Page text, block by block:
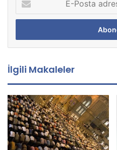
P
s
a
d
r
e
s
i
n
i
İlgili Makaleler